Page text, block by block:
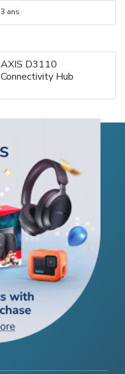
3 ans
AXIS D3110
Connectivity Hub